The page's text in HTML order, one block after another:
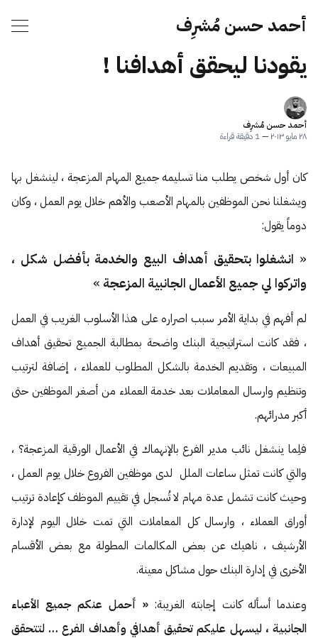
أحمد حسن مُشرِف
يقودنا ليحقق أهدافنا !
أحمد حسن مُشرِف
٢٨ مايو ٢٠١٣
—1 دقيقة قراءة
كان أول شخص يطلب منا تسليمه جميع المهام المزعجة ، لينشغل بها
ويشغلنا نحن الموظفين بالمهام الأصعب والأهم خلال يوم العمل ، وكان
دوماً يقول:
« انشغلوا بتحقيق أهداف البيع والخدمة بأفضل شكل ،
واتركوا لي جميع الأعمال الجانبية المزعجة »
لم أفهم في بداية الأمر سبب اصراره على هذا الأسلوب الغريب في العمل
، فقد كانت استراتيجية البنك واضحة بمطالبة الجميع تحقيق أهداف
المبيعات ، وتقديم الخدمة بالشكل المطلوب للعملاء ، إضافة لترتيب
وتنظيم وارسال المعاملات بعد خدمة العملاء من أصغر الموظفين حتى
أكبر مدرائهم.
فلِما ينشغل نائب مدير الفرع بالإنهماك في الأعمال الورقية المزعجة؟ ،
والتي كانت تمثل ساعات الملل لدى موظفين الفروع خلال يوم العمل ،
وحيث كانت تشمل عدة مهام لا تُسجل في تقييم الموظف كإعادة ترتيب
أوراق العملاء ، وارسال كل المعاملات التي تمت خلال اليوم لإدارة
الأرشيف ، ناهيك عن بعض المكالمات المطولة مع بعض الأقسام
الأخرى في إدارة البنك حول مشاكل معينة.
وعندما أسأله كانت إجابته الغريبة: « أحمل عنكم جميع الأعباء
الجانبية ، ليسهل عليكم تحقيق أهدافي وأهداف الفرع … لتتحقق